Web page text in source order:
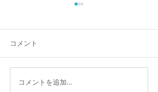
おかげさまで、今年の福おせ
ちご予約分は完売いたしまし
た。 ご予約いただいたお客様
には、31日午後より引き渡
し、配達となります。
コメント
コメントを追加…